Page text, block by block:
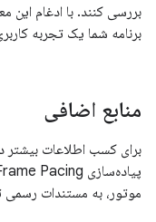
بررسی کنند. با ادغام این
برنامه شما یک تجربه
منابع اضافی
برای کسب اطلاعات بیشتر
موتور، به مستندات رسمی